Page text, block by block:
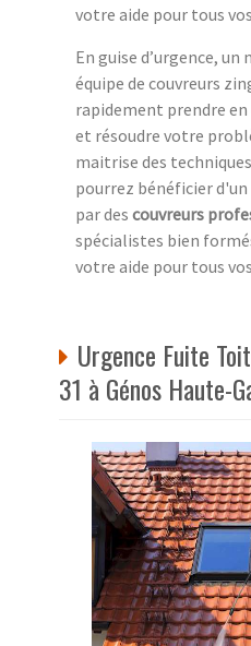
votre aide pour tous vos
En guise d’urgence,
équipe de couvreurs
rapidement prendre
et résoudre votre
maitrise des
pourrez bénéficier
par des couvreurs
spécialistes bien
votre aide pour tous vos
Urgence Fuite
31 à Génos Haute-